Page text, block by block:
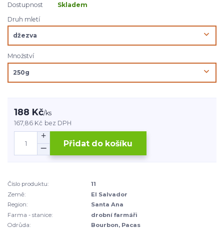
Dostupnost
Skladem
Druh mletí
Množství
188 Kč/ks
167,86 Kč bez DPH
Přidat do košíku
Číslo produktu:
11
Země:
El Salvador
Region:
Santa Ana
Farma - stanice:
drobní farmáři
Odrůda:
Bourbon, Pacas